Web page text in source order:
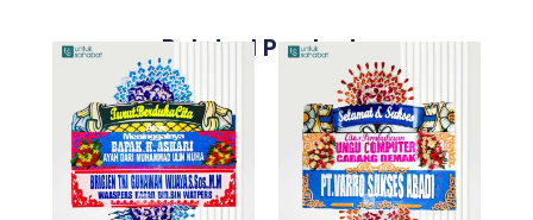
Related Products